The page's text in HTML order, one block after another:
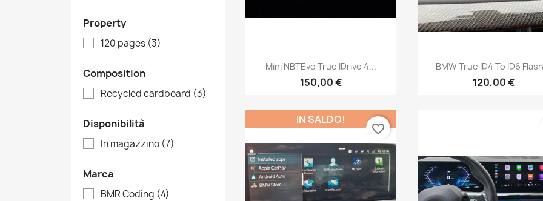
Property
120 pages (3)
Composition
Recycled cardboard (3)
Disponibilità
In magazzino (7)
Marca
BMR Coding (4)
Anteprima
Mini NBTEvo True IDrive 4...
150,00 €
Anteprima
BMW True ID4 To ID6
120,00 €
IN SALDO!
favorite_border